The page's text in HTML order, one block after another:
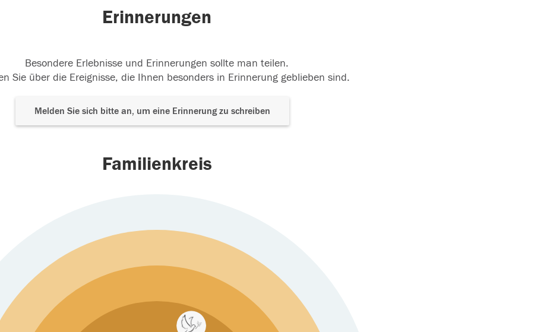
Erinnerungen
Besondere Erlebnisse und Erinnerungen sollte man teilen.
Sie über die Ereignisse, die Ihnen besonders in Erinnerung geblieben sind.
Melden Sie sich bitte an, um eine Erinnerung zu schreiben
Familienkreis